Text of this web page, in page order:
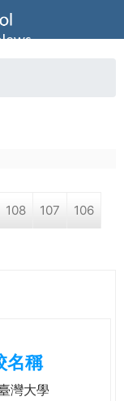
108 107 106
名稱
灣大學